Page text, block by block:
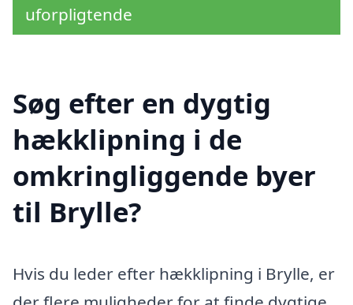
uforpligtende
Søg efter en dygtig
hækklipning i de
omkringliggende byer
til Brylle?
Hvis du leder efter hækklipning i Brylle, er